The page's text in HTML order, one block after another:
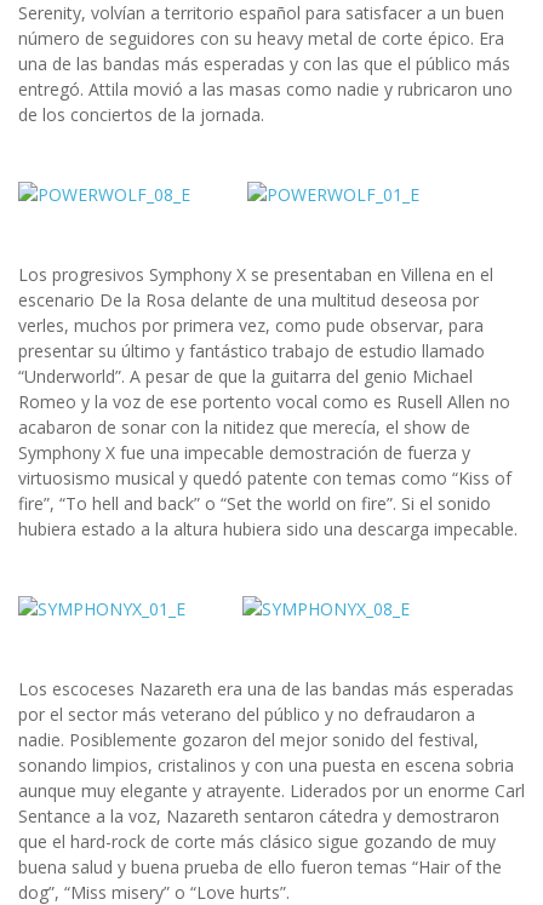
Serenity, volvían a territorio español para satisfacer a un buen
número de seguidores con su heavy metal de corte épico. Era
una de las bandas más esperadas y con las que el público más
entregó. Attila movió a las masas como nadie y rubricaron uno
de los conciertos de la jornada.
Los progresivos Symphony X se presentaban en Villena en el
escenario De la Rosa delante de una multitud deseosa por
verles, muchos por primera vez, como pude observar, para
presentar su último y fantástico trabajo de estudio llamado
“Underworld”. A pesar de que la guitarra del genio Michael
Romeo y la voz de ese portento vocal como es Rusell Allen no
acabaron de sonar con la nitidez que merecía, el show de
Symphony X fue una impecable demostración de fuerza y
virtuosismo musical y quedó patente con temas como “Kiss of
fire”, “To hell and back” o “Set the world on fire”. Si el sonido
hubiera estado a la altura hubiera sido una descarga impecable.
Los escoceses Nazareth era una de las bandas más esperadas
por el sector más veterano del público y no defraudaron a
nadie. Posiblemente gozaron del mejor sonido del festival,
sonando limpios, cristalinos y con una puesta en escena sobria
aunque muy elegante y atrayente. Liderados por un enorme Carl
Sentance a la voz, Nazareth sentaron cátedra y demostraron
que el hard-rock de corte más clásico sigue gozando de muy
buena salud y buena prueba de ello fueron temas “Hair of the
dog”, “Miss misery” o “Love hurts”.